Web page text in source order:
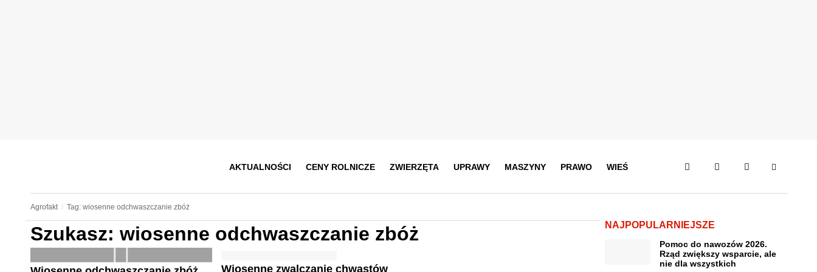
AKTUALNOŚCI CENY ROLNICZE ZWIERZĘTA UPRAWY MASZYNY PRAWO WIEŚ
Agrofakt Tag: wiosenne odchwaszczanie zbóż
Szukasz: wiosenne odchwaszczanie zbóż
Wiosenne zwalczanie chwastów
NAJPOPULARNIEJSZE
Pomoc do nawozów 2026.
Rząd zwiększy wsparcie, ale
nie dla wszystkich